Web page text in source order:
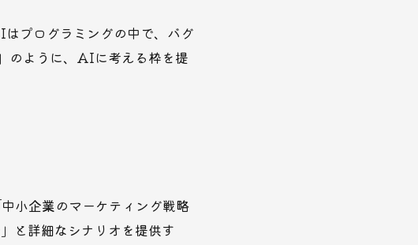
プログラミングの中で、バグ
のように、AIに考える枠を提
小企業のマーケティング戦略
と詳細なシナリオを提供す